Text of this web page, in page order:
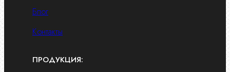
Блог
Контакты
ПРОДУКЦИЯ: